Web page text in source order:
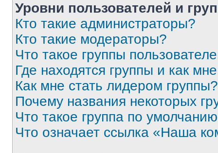
Уровни пользователей и
Кто такие администраторы?
Кто такие модераторы?
Что такое группы
Где находятся группы и как
Как мне стать лидером группы?
Почему названия некоторых
Что такое группа по
Что означает ссылка «Наша